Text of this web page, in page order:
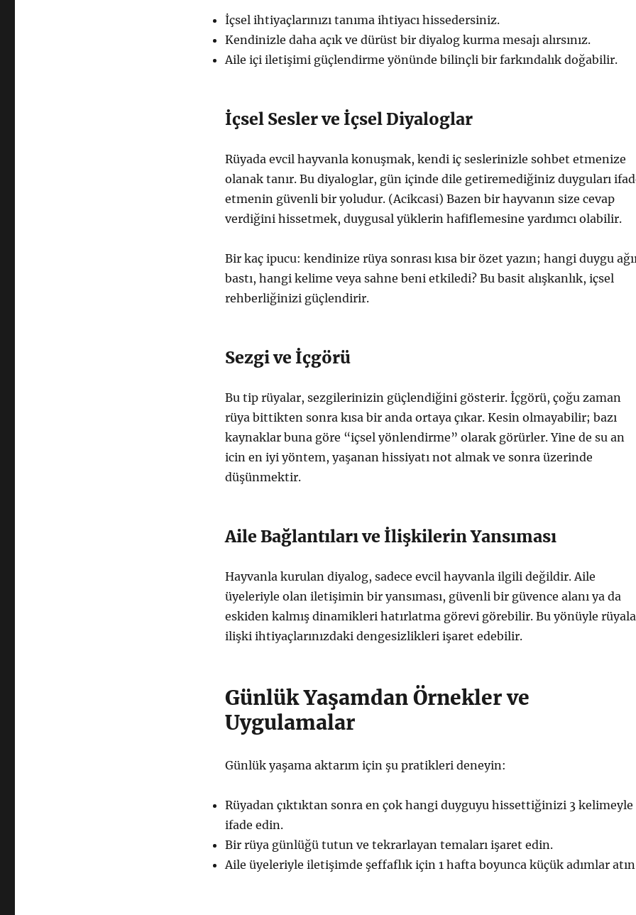
İçsel ihtiyaçlarınızı tanıma ihtiyacı hissedersiniz.
Kendinizle daha açık ve dürüst bir diyalog kurma mesajı alırsınız.
Aile içi iletişimi güçlendirme yönünde bilinçli bir farkındalık doğabilir.
İçsel Sesler ve İçsel Diyaloglar
Rüyada evcil hayvanla konuşmak, kendi iç seslerinizle sohbet etmenize
olanak tanır. Bu diyaloglar, gün içinde dile getiremediğiniz duyguları
etmenin güvenli bir yoludur. (Acikcasi) Bazen bir hayvanın size cevap
verdiğini hissetmek, duygusal yüklerin hafiflemesine yardımcı olabilir.
Bir kaç ipucu: kendinize rüya sonrası kısa bir özet yazın; hangi duygu
bastı, hangi kelime veya sahne beni etkiledi? Bu basit alışkanlık, içsel
rehberliğinizi güçlendirir.
Sezgi ve İçgörü
Bu tip rüyalar, sezgilerinizin güçlendiğini gösterir. İçgörü, çoğu zaman
rüya bittikten sonra kısa bir anda ortaya çıkar. Kesin olmayabilir; bazı
kaynaklar buna göre “içsel yönlendirme” olarak görürler. Yine de su an
icin en iyi yöntem, yaşanan hissiyatı not almak ve sonra üzerinde
düşünmektir.
Aile Bağlantıları ve İlişkilerin Yansıması
Hayvanla kurulan diyalog, sadece evcil hayvanla ilgili değildir. Aile
üyeleriyle olan iletişimin bir yansıması, güvenli bir güvence alanı ya da
eskiden kalmış dinamikleri hatırlatma görevi görebilir. Bu yönüyle
ilişki ihtiyaçlarınızdaki dengesizlikleri işaret edebilir.
Günlük Yaşamdan Örnekler ve
Uygulamalar
Günlük yaşama aktarım için şu pratikleri deneyin:
Rüyadan çıktıktan sonra en çok hangi duyguyu hissettiğinizi 3 kelimeyle
ifade edin.
Bir rüya günlüğü tutun ve tekrarlayan temaları işaret edin.
Aile üyeleriyle iletişimde şeffaflık için 1 hafta boyunca küçük adımlar